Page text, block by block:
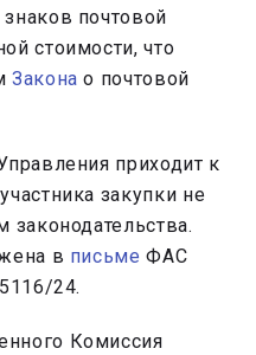
почтовой
стоимости, что
Закона о почтовой
приходит к
закупки не
законодательства.
в письме ФАС
24.
Комиссия